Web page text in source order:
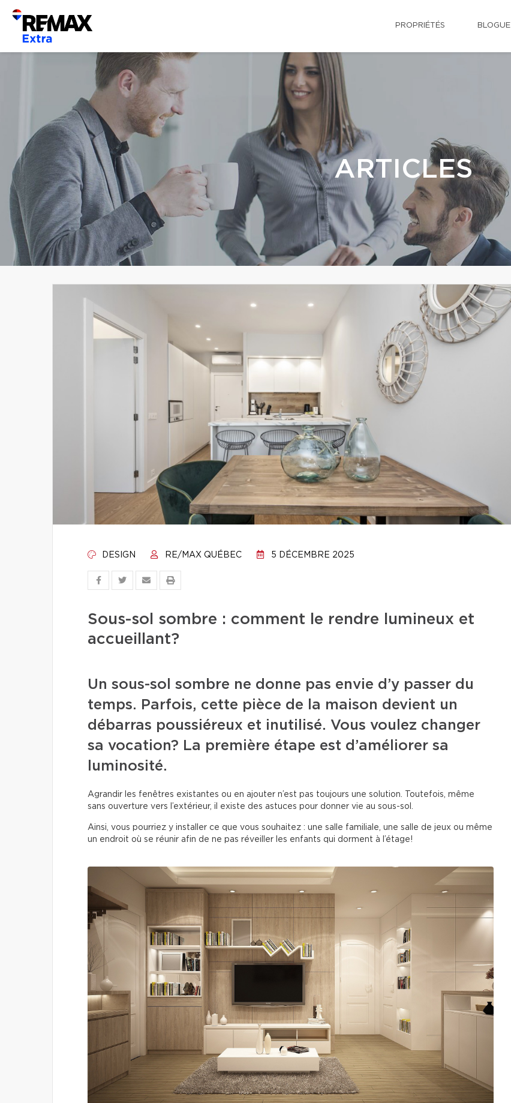
PROPRIÉTÉS BLOGUE
ARTICLES
DESIGN RE/MAX QUÉBEC 5 DÉCEMBRE 2025
Sous-sol sombre : comment le rendre lumineux et
accueillant?
Un sous-sol sombre ne donne pas envie d’y passer du
temps. Parfois, cette pièce de la maison devient un
débarras poussiéreux et inutilisé. Vous voulez changer
sa vocation? La première étape est d’améliorer sa
luminosité.
Agrandir les fenêtres existantes ou en ajouter n’est pas toujours une solution. Toutefois, même
sans ouverture vers l’extérieur, il existe des astuces pour donner vie au sous-sol.
Ainsi, vous pourriez y installer ce que vous souhaitez : une salle familiale, une salle de jeux ou même
un endroit où se réunir afin de ne pas réveiller les enfants qui dorment à l’étage!